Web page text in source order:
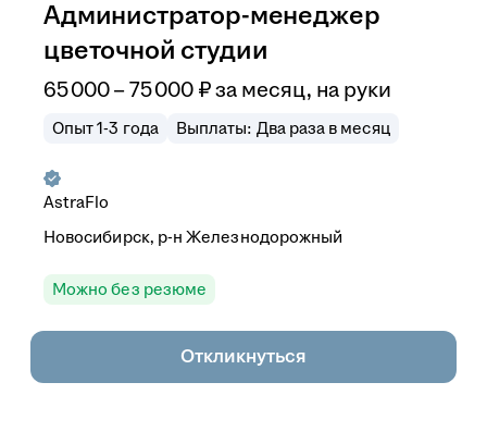
Администратор-менеджер
цветочной студии
65 000–75 000 ₽ за месяц, на руки
Опыт 1-3 года Выплаты: Два раза в месяц
AstraFlo
Новосибирск, р-н Железнодорожный
Можно без резюме
Откликнуться